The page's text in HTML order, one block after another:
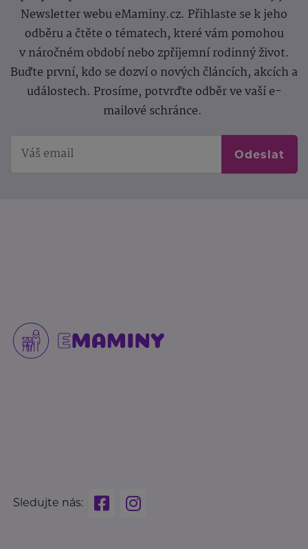
Newsletter webu eMaminy.cz. Přihlaste se k jeho
odběru a čtěte o tématech, které vám pomohou
v náročném období nebo zpříjemní rodinný život.
Buďte první, kdo se dozví o nových článcích, akcích a
událostech. Prosíme, potvrďte odběr ve vaší e-
mailové schránce.
Odeslat
Sledujte nás: